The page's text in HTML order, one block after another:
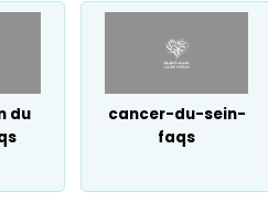
du
cancer-du-sein-
faqs